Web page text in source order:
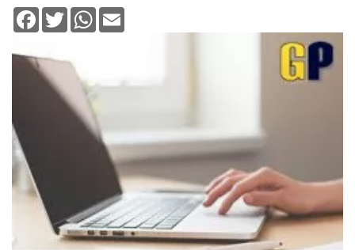
Facebook
TwitterWhatsApp